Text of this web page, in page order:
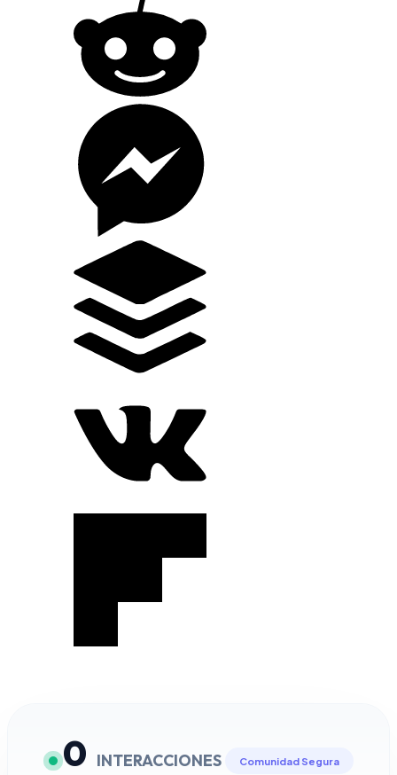
0 INTERACCIONES Comunidad Segura